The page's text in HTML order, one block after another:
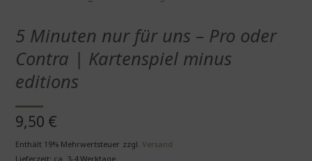
5 Minuten nur für uns – Pro oder
Contra | Kartenspiel minus
editions
9,50 €
Enthält 19% Mehrwertsteuer zzgl.Versand
Lieferzeit: ca. 3-4 Werktage